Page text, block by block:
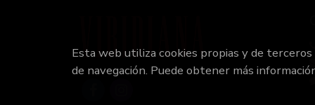
Esta web utiliza cookies propias y de
de navegación. Puede obtener más